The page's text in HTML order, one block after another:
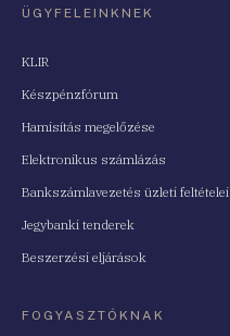
ÜGYFELEINKNEK
KLIR
Készpénzfórum
Hamisítás megelőzése
Elektronikus számlázás
Bankszámlavezetés üzleti feltételei
Jegybanki tenderek
Beszerzési eljárások
FOGYASZTÓKNAK